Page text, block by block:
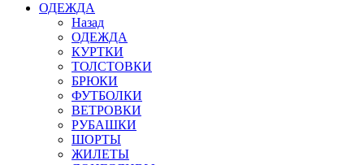
ОДЕЖДА
Назад
ОДЕЖДА
КУРТКИ
ТОЛСТОВКИ
БРЮКИ
ФУТБОЛКИ
ВЕТРОВКИ
РУБАШКИ
ШОРТЫ
ЖИЛЕТЫ